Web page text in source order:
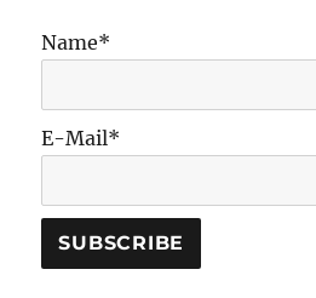
Name*
E-Mail*